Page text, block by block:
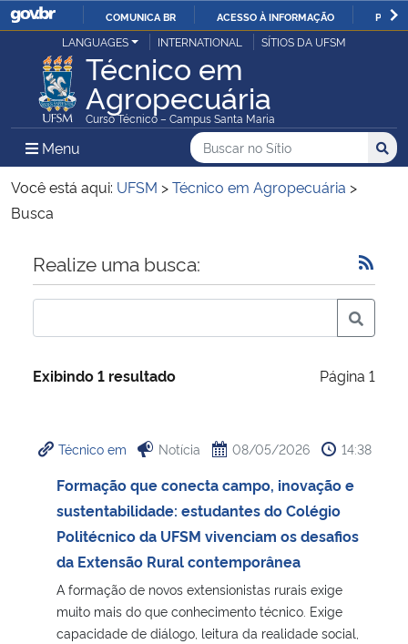
IR
PARA
O
CONTEÚDO
COMUNICA BR ACESSO À INFORMAÇÃO
Ministério da Justiça e Segurança Pública
Ministério da Defesa
Ministério das Relações Exteriores
Ministério da Educação
Ministério de Minas e Energia
Ministério da Ciência, Tecnologia, Inovações e Comunicações
Ministério do Meio Ambiente
LANGUAGES INTERNATIONAL SÍTIOS DA UFSM
Técnico em
Agropecuária
Curso Técnico – Campus Santa Maria
Menu Menu Principal do Sítio
Busca
Buscar no no Sítio
Busca:
Você está aqui: UFSM >Técnico em Agropecuária >
Busca
Início do conteúdo
Realize uma busca:
Exibindo 1 resultado Página 1
Técnico em Notícia 08/05/2026 14:38
Formação que conecta campo, inovação e
sustentabilidade: estudantes do Colégio
Politécnico da UFSM vivenciam os desafios
da Extensão Rural contemporânea
A formação de novos extensionistas rurais exige
muito mais do que conhecimento técnico. Exige
capacidade de diálogo, leitura da realidade social,